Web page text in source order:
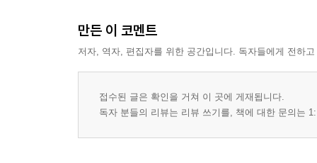
만든 이 코멘트
저자, 역자, 편집자를 위한 공간입니다. 독자들에게 전하
접수된 글은 확인을 거쳐 이 곳에 게재됩니다.
독자 분들의 리뷰는 리뷰 쓰기를, 책에 대한 문의는